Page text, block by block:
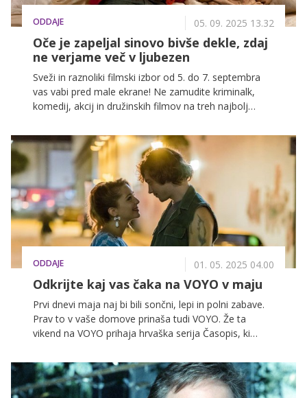
ODDAJE 05. 09. 2025 13.32
Oče je zapeljal sinovo bivše dekle, zdaj
ne verjame več v ljubezen
Sveži in raznoliki filmski izbor od 5. do 7. septembra
vas vabi pred male ekrane! Ne zamudite kriminalk,
komedij, akcij in družinskih filmov na treh najbolj
Kanal A in KINO.
ODDAJE 01. 05. 2025 04.00
Odkrijte kaj vas čaka na VOYO v maju
Prvi dnevi maja naj bi bili sončni, lepi in polni zabave.
Prav to v vaše domove prinaša tudi VOYO. Že ta
vikend na VOYO prihaja hrvaška serija Časopis, ki
svobodo medijev. 11. maja pa si bomo ogledali
britansko detektivsko serijo Harry Wild, v kateri igra
Jane Seymour kot upokojena profesorica književnosti,